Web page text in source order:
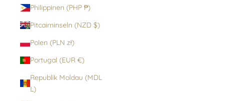
Philippinen (PHP ₱)
Pitcairninseln (NZD $)
Polen (PLN zł)
Portugal (EUR €)
Republik Moldau (MDL
L)